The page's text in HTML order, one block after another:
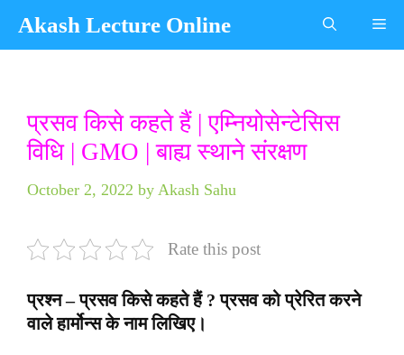
Akash Lecture Online
प्रसव किसे कहते हैं | एम्नियोसेन्टेसिस
विधि | GMO | बाह्य स्थाने संरक्षण
October 2, 2022 by Akash Sahu
Rate this post
प्रश्न – प्रसव किसे कहते हैं ? प्रसव को प्रेरित करने
वाले हार्मोन्स के नाम लिखिए।